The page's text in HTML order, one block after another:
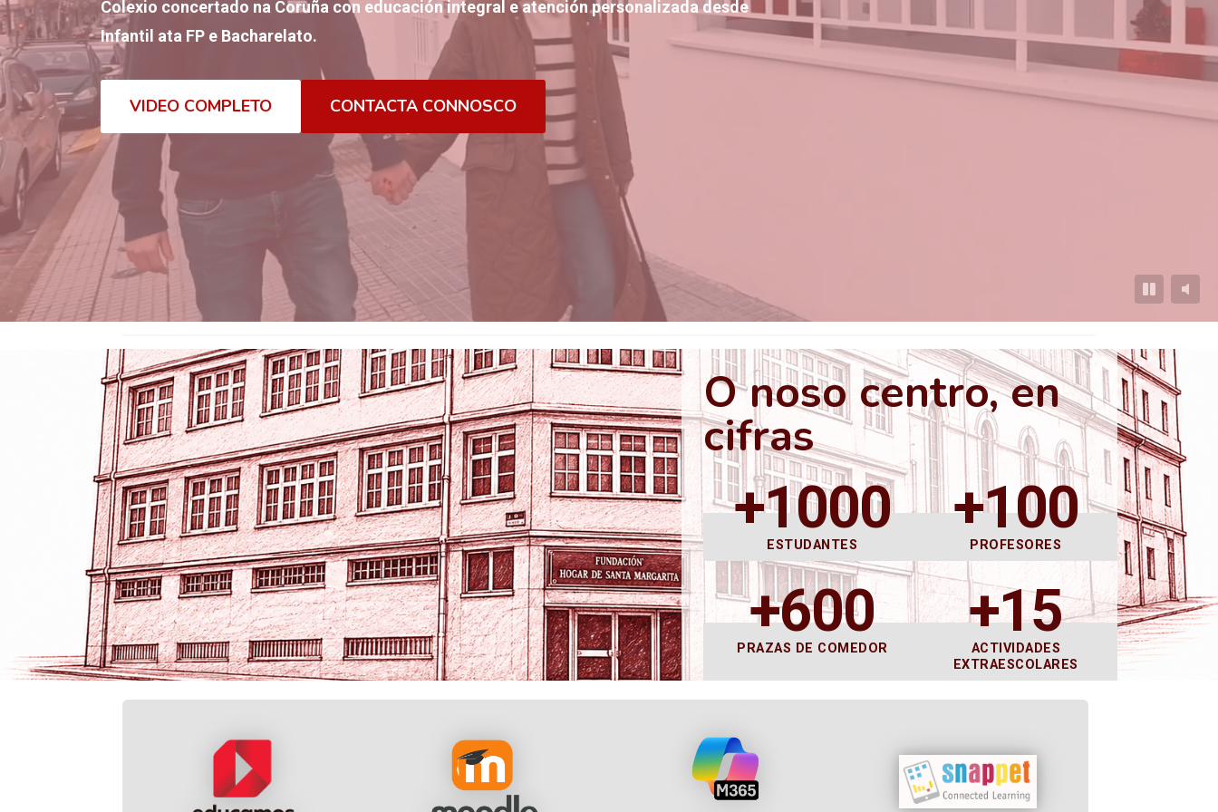
Colexio concertado na Coruña con educación integral e atención personalizada desde
Infantil ata FP e Bacharelato.
VIDEO COMPLETO CONTACTA CONNOSCO
O noso centro, en
cifras
+1000
ESTUDANTES
+100
PROFESORES
+600
PRAZAS DE COMEDOR
+15
ACTIVIDADES
EXTRAESCOLARES